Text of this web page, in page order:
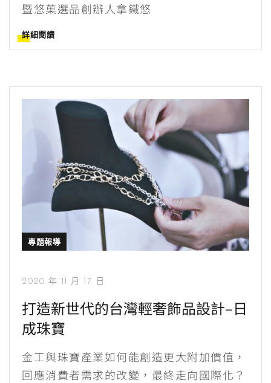
暨悠菓選品創辦人拿鐵悠
詳細閱讀
專題報導
2020 年 11 月 17 日
打造新世代的台灣輕奢飾品設計–日
成珠寶
金工與珠寶產業如何能創造更大附加價值，
回應消費者需求的改變，最終走向國際化？